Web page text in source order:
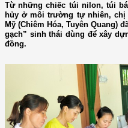
Từ những chiếc túi nilon, túi
hủy ở môi trường tự nhiên, chị
Mỹ (Chiêm Hóa, Tuyên Quang)
gạch” sinh thái dùng để xây
đồng.